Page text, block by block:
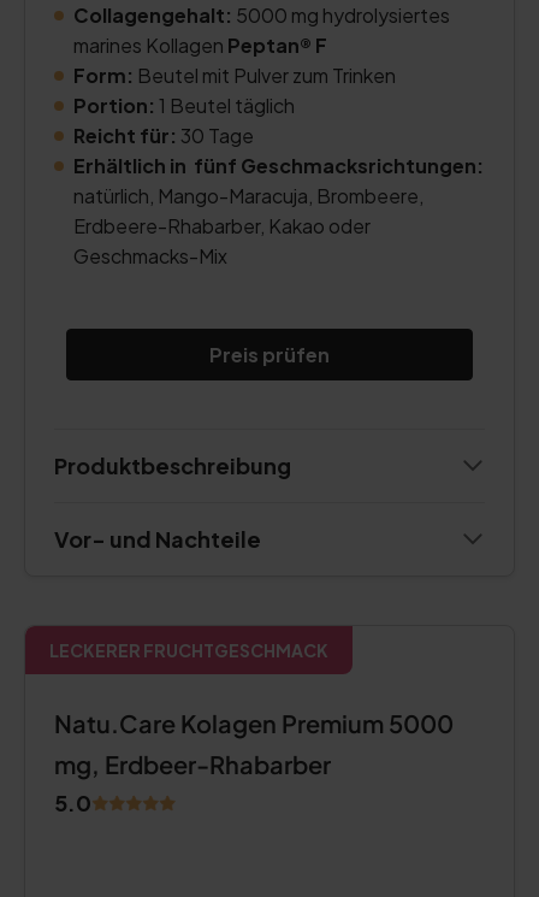
Collagengehalt: 5000 mg hydrolysiertes
marines Kollagen Peptan® F
Form: Beutel mit Pulver zum Trinken
Portion: 1 Beutel täglich
Reicht für: 30 Tage
Erhältlich in fünf Geschmacksrichtungen:
natürlich, Mango-Maracuja, Brombeere,
Erdbeere-Rhabarber, Kakao oder
Geschmacks-Mix
Preis prüfen
Produktbeschreibung
Vor- und Nachteile
LECKERER FRUCHTGESCHMACK
Natu.Care Kolagen Premium 5000
mg, Erdbeer-Rhabarber
5.0